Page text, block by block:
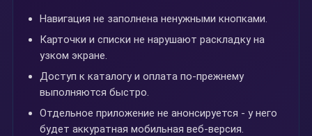
Навигация не заполнена ненужными кнопками.
Карточки и списки не нарушают раскладку на
узком экране.
Доступ к каталогу и оплата по-прежнему
выполняются быстро.
Отдельное приложение не анонсируется - у него
будет аккуратная мобильная веб-версия.